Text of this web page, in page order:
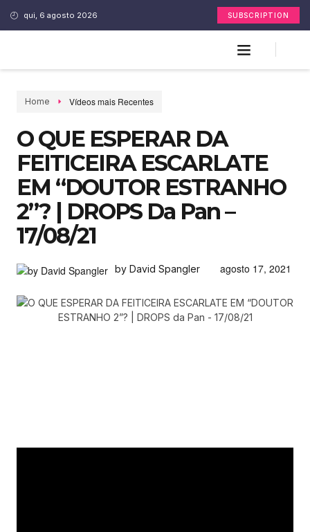
qui, 6 agosto 2026 SUBSCRIPTION
Home Vídeos mais Recentes
O QUE ESPERAR DA
FEITICEIRA ESCARLATE
EM “DOUTOR ESTRANHO
2”? | DROPS Da Pan –
17/08/21
by David Spangler agosto 17, 2021